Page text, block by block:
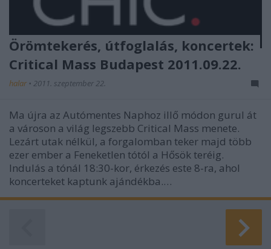
Örömtekerés, útfoglalás, koncertek:
Critical Mass Budapest 2011.09.22.
halar • 2011. szeptember 22.
Ma újra az Autómentes Naphoz illő módon gurul át
a városon a világ legszebb Critical Mass menete.
Lezárt utak nélkül, a forgalomban teker majd több
ezer ember a Feneketlen tótól a Hősök teréig.
Indulás a tónál 18:30-kor, érkezés este 8-ra, ahol
koncerteket kaptunk ajándékba.…